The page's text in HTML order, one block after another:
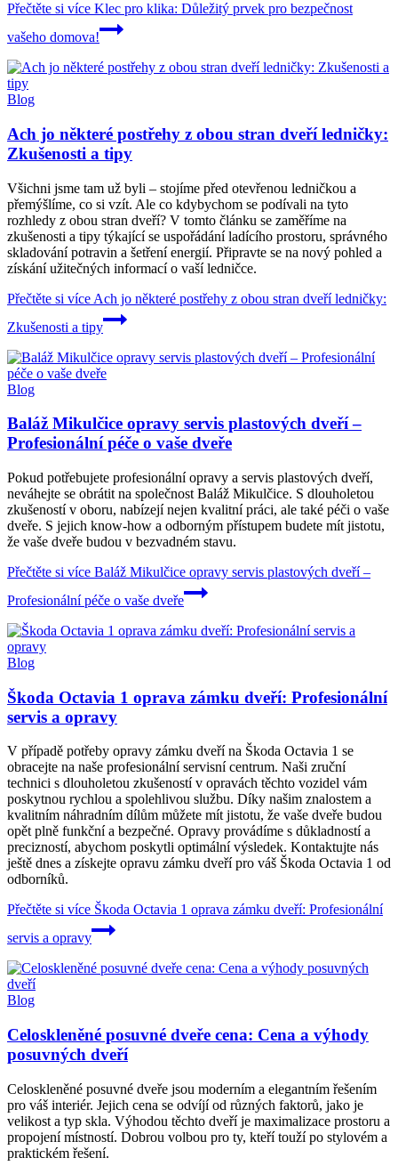
Přečtěte si více Klec pro klika: Důležitý prvek pro bezpečnost
vašeho domova!
Blog
Ach jo některé postřehy z obou stran dveří ledničky:
Zkušenosti a tipy
Všichni jsme tam už byli – stojíme před otevřenou ledničkou a
přemýšlíme, co si vzít. Ale co kdybychom se podívali na tyto
rozhledy z obou stran dveří? V tomto článku se zaměříme na
zkušenosti a tipy týkající se uspořádání ladícího prostoru, správného
skladování potravin a šetření energií. Připravte se na nový pohled a
získání užitečných informací o vaší ledničce.
Přečtěte si více Ach jo některé postřehy z obou stran dveří ledničky:
Zkušenosti a tipy
Blog
Baláž Mikulčice opravy servis plastových dveří –
Profesionální péče o vaše dveře
Pokud potřebujete profesionální opravy a servis plastových dveří,
neváhejte se obrátit na společnost Baláž Mikulčice. S dlouholetou
zkušeností v oboru, nabízejí nejen kvalitní práci, ale také péči o vaše
dveře. S jejich know-how a odborným přístupem budete mít jistotu,
že vaše dveře budou v bezvadném stavu.
Přečtěte si více Baláž Mikulčice opravy servis plastových dveří –
Profesionální péče o vaše dveře
Blog
Škoda Octavia 1 oprava zámku dveří: Profesionální
servis a opravy
V případě potřeby opravy zámku dveří na Škoda Octavia 1 se
obracejte na naše profesionální servisní centrum. Naši zruční
technici s dlouholetou zkušeností v opravách těchto vozidel vám
poskytnou rychlou a spolehlivou službu. Díky našim znalostem a
kvalitním náhradním dílům můžete mít jistotu, že vaše dveře budou
opět plně funkční a bezpečné. Opravy provádíme s důkladností a
precizností, abychom poskytli optimální výsledek. Kontaktujte nás
ještě dnes a získejte opravu zámku dveří pro váš Škoda Octavia 1 od
odborníků.
Přečtěte si více Škoda Octavia 1 oprava zámku dveří: Profesionální
servis a opravy
Blog
Celoskleněné posuvné dveře cena: Cena a výhody
posuvných dveří
Celoskleněné posuvné dveře jsou moderním a elegantním řešením
pro váš interiér. Jejich cena se odvíjí od různých faktorů, jako je
velikost a typ skla. Výhodou těchto dveří je maximalizace prostoru a
propojení místností. Dobrou volbou pro ty, kteří touží po stylovém a
praktickém řešení.